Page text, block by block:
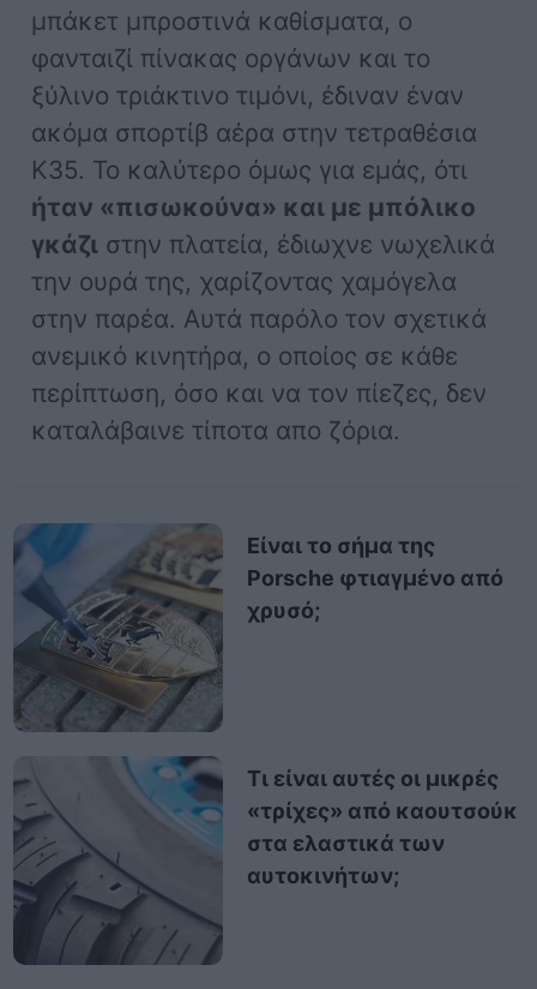
μπάκετ μπροστινά καθίσματα, ο
φανταιζί πίνακας οργάνων και το
ξύλινο τριάκτινο τιμόνι, έδιναν έναν
ακόμα σπορτίβ αέρα στην τετραθέσια
Κ35. Το καλύτερο όμως για εμάς, ότι
ήταν «πισωκούνα» και με μπόλικο
γκάζι στην πλατεία, έδιωχνε νωχελικά
την ουρά της, χαρίζοντας χαμόγελα
στην παρέα. Αυτά παρόλο τον σχετικά
ανεμικό κινητήρα, ο οποίος σε κάθε
περίπτωση, όσο και να τον πίεζες, δεν
καταλάβαινε τίποτα απο ζόρια.
Είναι το σήμα της
Porsche φτιαγμένο από
χρυσό;
Τι είναι αυτές οι μικρές
«τρίχες» από καουτσούκ
στα ελαστικά των
αυτοκινήτων;